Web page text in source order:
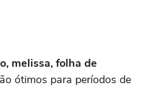
melissa, folha de
ótimos para períodos de